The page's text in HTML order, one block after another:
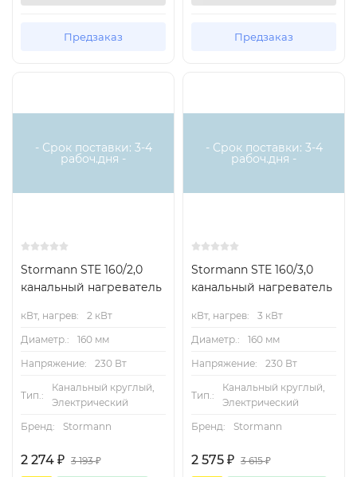
Предзаказ Предзаказ
- Срок поставки: 3-4
рабоч.дня -
Stormann STE 160/2,0
канальный нагреватель
кВт, нагрев:
2 кВт
Диаметр.:
160 мм
Напряжение:
230 Вт
Тип.:
Канальный круглый,
Электрический
Бренд:
Stormann
2 274 ₽ 3 193₽
- Срок поставки: 3-4
рабоч.дня -
Stormann STE 160/3,0
канальный нагреватель
кВт, нагрев:
3 кВт
Диаметр.:
160 мм
Напряжение:
230 Вт
Тип.:
Канальный круглый,
Электрический
Бренд:
Stormann
2 575 ₽ 3 615₽